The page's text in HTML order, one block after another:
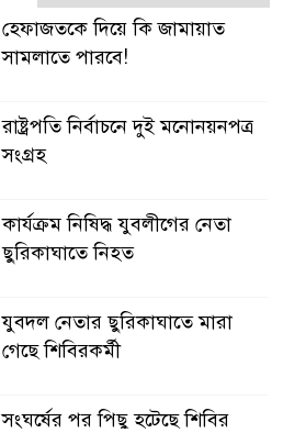
হেফাজতকে দিয়ে কি জামায়াত
সামলাতে পারবে!
রাষ্ট্রপতি নির্বাচনে দুই মনোনয়নপত্র
সংগ্রহ
কার্যক্রম নিষিদ্ধ যুবলীগের নেতা
ছুরিকাঘাতে নিহত
যুবদল নেতার ছুরিকাঘাতে মারা
গেছে শিবিরকর্মী
সংঘর্ষের পর পিছু হটেছে শিবির